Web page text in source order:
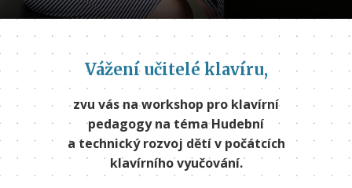
Vážení učitelé klavíru,
zvu vás na workshop pro klavírní
pedagogy na téma Hudební
a technický rozvoj dětí v počátcích
klavírního vyučování.